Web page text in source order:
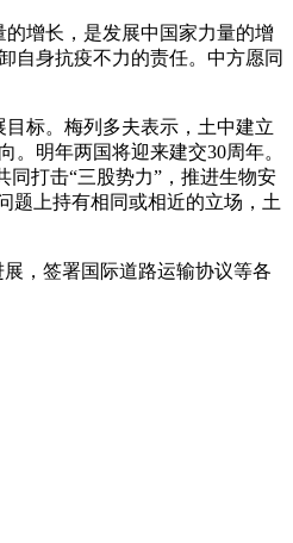
增长，是发展中国家力量的增
自身抗疫不力的责任。中方愿同
标。梅列多夫表示，土中建立
明年两国将迎来建交30周年。
同打击“三股势力”，推进生物安
题上持有相同或相近的立场，土
，签署国际道路运输协议等各